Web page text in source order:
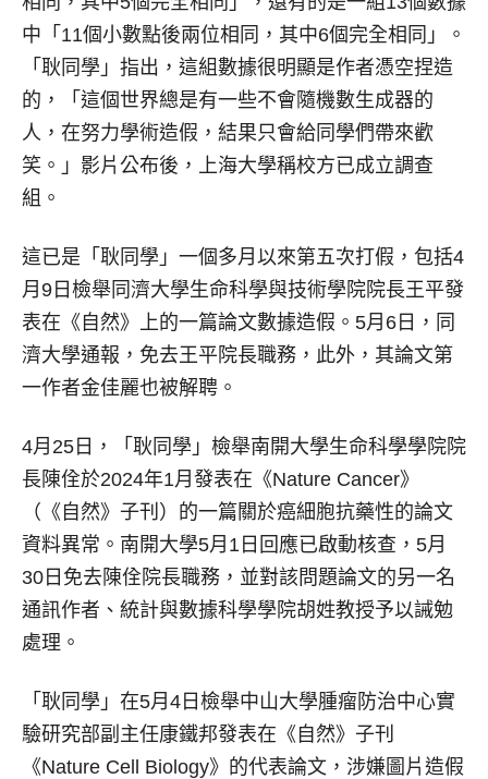
中「11個小數點後兩位相同，其中6個完全相同」。
「耿同學」指出，這組數據很明顯是作者憑空捏造
的，「這個世界總是有一些不會隨機數生成器的
人，在努力學術造假，結果只會給同學們帶來歡
笑。」影片公布後，上海大學稱校方已成立調查
組。
這已是「耿同學」一個多月以來第五次打假，包括4
月9日檢舉同濟大學生命科學與技術學院院長王平發
表在《自然》上的一篇論文數據造假。5月6日，同
濟大學通報，免去王平院長職務，此外，其論文第
一作者金佳麗也被解聘。
4月25日，「耿同學」檢舉南開大學生命科學學院院
長陳佺於2024年1月發表在《Nature Cancer》
（《自然》子刊）的一篇關於癌細胞抗藥性的論文
資料異常。南開大學5月1日回應已啟動核查，5月
30日免去陳佺院長職務，並對該問題論文的另一名
通訊作者、統計與數據科學學院胡姓教授予以誡勉
處理。
「耿同學」在5月4日檢舉中山大學腫瘤防治中心實
驗研究部副主任康鐵邦發表在《自然》子刊
《Nature Cell Biology》的代表論文，涉嫌圖片造假